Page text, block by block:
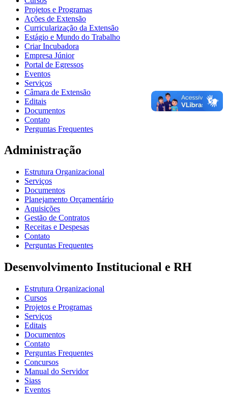
Projetos e Programas
Ações de Extensão
Curricularização da Extensão
Estágio e Mundo do Trabalho
Criar Incubadora
Empresa Júnior
Portal de Egressos
Eventos
Serviços
Câmara de Extensão
Editais
Documentos
Contato
Perguntas Frequentes
Administração
Estrutura Organizacional
Serviços
Documentos
Planejamento Orçamentário
Aquisições
Gestão de Contratos
Receitas e Despesas
Contato
Perguntas Frequentes
Desenvolvimento Institucional e RH
Estrutura Organizacional
Cursos
Projetos e Programas
Serviços
Editais
Documentos
Contato
Perguntas Frequentes
Concursos
Manual do Servidor
Siass
Eventos